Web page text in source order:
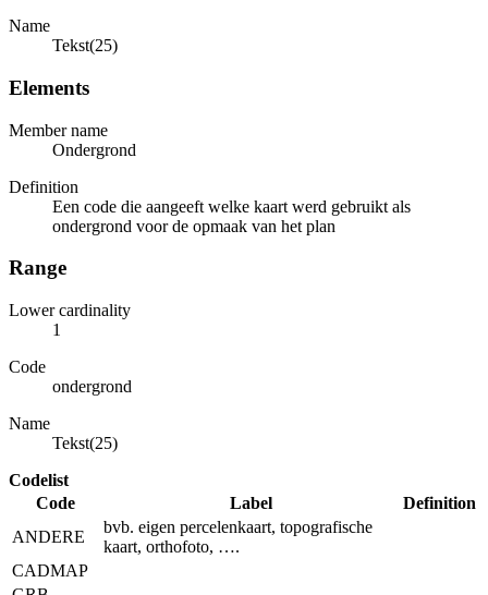
Name
Tekst(25)
Elements
Member name
Ondergrond
Definition
Een code die aangeeft welke kaart werd gebruikt als
ondergrond voor de opmaak van het plan
Range
Lower cardinality
1
Code
ondergrond
Name
Tekst(25)
Codelist
Code
Label
Definition
ANDERE
bvb. eigen percelenkaart, topografische
kaart, orthofoto, ….
CADMAP